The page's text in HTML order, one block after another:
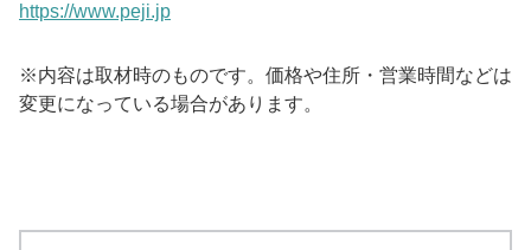
https://www.peji.jp
※内容は取材時のものです。価格や住所・営業時間などは
変更になっている場合があります。